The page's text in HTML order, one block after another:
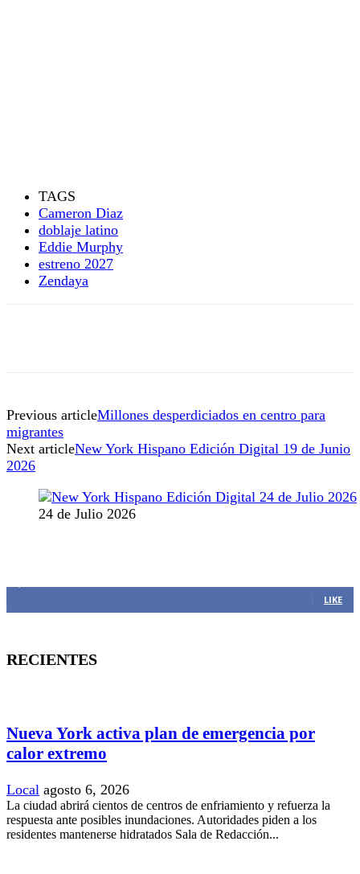
TAGS
Cameron Diaz
doblaje latino
Eddie Murphy
estreno 2027
Zendaya
Previous articleMillones desperdiciados en centro para
migrantes
Next articleNew York Hispano Edición Digital 19 de Junio
2026
24 de Julio 2026
LIKE
RECIENTES
Nueva York activa plan de emergencia por
calor extremo
Local agosto 6, 2026
La ciudad abrirá cientos de centros de enfriamiento y refuerza la
respuesta ante posibles inundaciones. Autoridades piden a los
residentes mantenerse hidratados Sala de Redacción...